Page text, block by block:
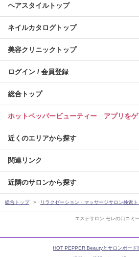
エステサロン モレの口コミ
ヘアスタイルトップ
ネイルカタログトップ
美容クリニックトップ
ログイン / 会員登録
総合トップ
ホットペッパービューティー アプリをゲ
近くのエリアから探す
関連リンク
近隣のサロンから探す
総合トップ リラクゼーション・マッサージサロン検索ト
HOT PEPPER Beautyとサロンボード